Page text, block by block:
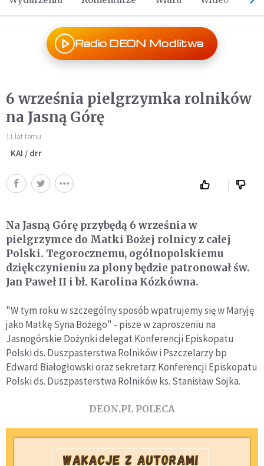
Radio DEON Modlitwa
6 września pielgrzymka rolników
na Jasną Górę
11 lat temu
KAI / drr
Na Jasną Górę przybędą 6 września w
pielgrzymce do Matki Bożej rolnicy z całej
Polski. Tegorocznemu, ogólnopolskiemu
dziękczynieniu za plony będzie patronował św.
Jan Paweł II i bł. Karolina Kózkówna.
"W tym roku w szczególny sposób wpatrujemy się w Maryję
jako Matkę Syna Bożego" - pisze w zaproszeniu na
Jasnogórskie Dożynki delegat Konferencji Episkopatu
Polski ds. Duszpasterstwa Rolników i Pszczelarzy bp
Edward Białogłowski oraz sekretarz Konferencji Episkopatu
Polski ds. Duszpasterstwa Rolników ks. Stanisław Sojka.
DEON.PL POLECA